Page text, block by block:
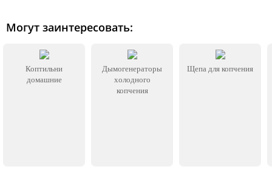
Могут заинтересовать:
Коптильни
домашние
Дымогенераторы
холодного
копчения
Щепа для копчения